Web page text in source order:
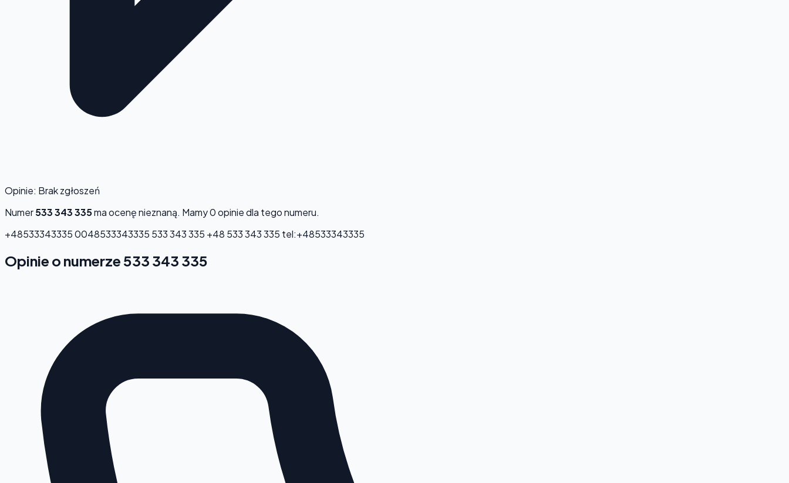
Opinie: Brak zgłoszeń
Numer533 343 335ma ocenęnieznaną. Mamy 0 opinie dla tego numeru.
+485333433350048533343335 533 343 335 +48 533 343 335 tel:+48533343335
Opinie o numerze 533 343 335